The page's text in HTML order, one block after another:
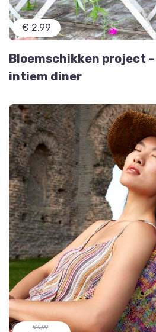
€ 2,99
Bloemschikken project
intiem diner
€ 5,99